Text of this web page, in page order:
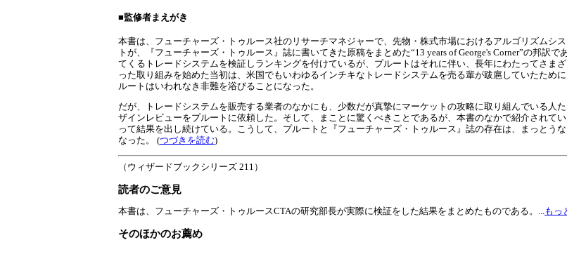
■監修者まえがき
本書は、フューチャーズ・トゥルース社のリサーチマネジャーで、先物・株式市場におけるアルゴリズムシ
トが、『フューチャーズ・トゥルース』誌に書いてきた原稿をまとめた“13 years of George's Corner”の邦訳
てくるトレードシステムを検証しランキングを付けているが、プルートはそれに伴い、長年にわたってさま
った取り組みを始めた当初は、米国でもいわゆるインチキなトレードシステムを売る輩が跋扈していたため
ルートはいわれなき非難を浴びることになった。
だが、トレードシステムを販売する業者のなかにも、少数だが真摯にマーケットの攻略に取り組んでいる人
ザインレビューをプルートに依頼した。そして、まことに驚くべきことであるが、本書のなかで紹介されて
って結果を出し続けている。こうして、プルートと『フューチャーズ・トゥルース』誌の存在は、まっとう
なった。 (つづきを読む)
（ウィザードブックシリーズ 211）
読者のご意見
本書は、フューチャーズ・トゥルースCTAの研究部長が実際に検証をした結果をまとめたものである。...もっ
そのほかのお薦め